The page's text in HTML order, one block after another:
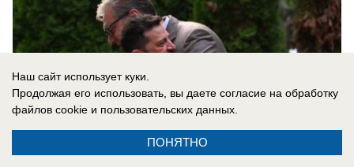
Наш сайт использует куки.
Продолжая его использовать, вы даете согласие на обработку
файлов cookie и пользовательских данных.
ПОНЯТНО